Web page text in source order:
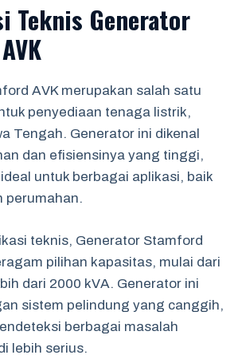
Teknis Generator
AVK merupakan salah satu
penyediaan tenaga listrik,
Tengah. Generator ini dikenal
dan efisiensinya yang tinggi,
untuk berbagai aplikasi, baik
perumahan.
teknis, Generator Stamford
pilihan kapasitas, mulai dari
dari 2000 kVA. Generator ini
sistem pelindung yang canggih,
berbagai masalah
lebih serius.